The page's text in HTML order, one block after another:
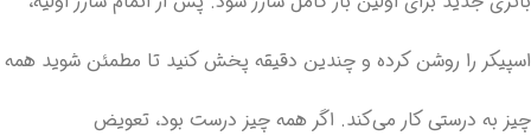
اسپیکر را روشن کرده و چندین دقیقه پخش کنید تا مطمئن شوید همه
چیز به درستی کار می‌کند. اگر همه چیز درست بود، تعویض